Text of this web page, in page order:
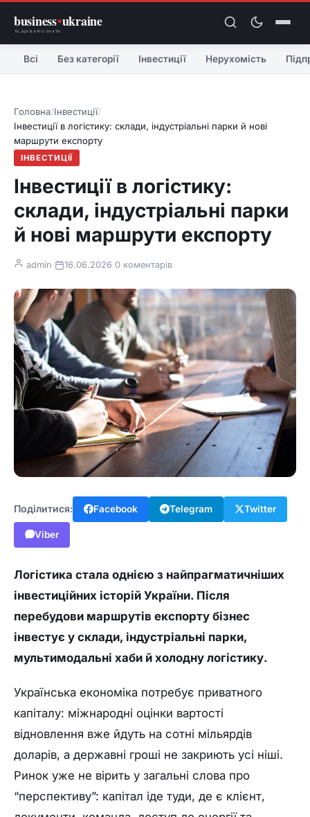
business•ukraine
ТЕ, ЩО ВАРТО ЗНАТИ
Всі Без категорії Інвестиції Нерухомість
Головна/Інвестиції/
Інвестиції в логістику: склади, індустріальні парки й нові
маршрути експорту
ІНВЕСТИЦІЇ
Інвестиції в логістику:
склади, індустріальні парки
й нові маршрути експорту
admin· 16.06.2026·0 коментарів
Поділитися: Facebook Telegram Twitter
Viber
Логістика стала однією з найпрагматичніших
інвестиційних історій України. Після
перебудови маршрутів експорту бізнес
інвестує у склади, індустріальні парки,
мультимодальні хаби й холодну логістику.
Українська економіка потребує приватного
капіталу: міжнародні оцінки вартості
відновлення вже йдуть на сотні мільярдів
доларів, а державні гроші не закриють усі ніші.
Ринок уже не вірить у загальні слова про
“перспективу”: капітал іде туди, де є клієнт,